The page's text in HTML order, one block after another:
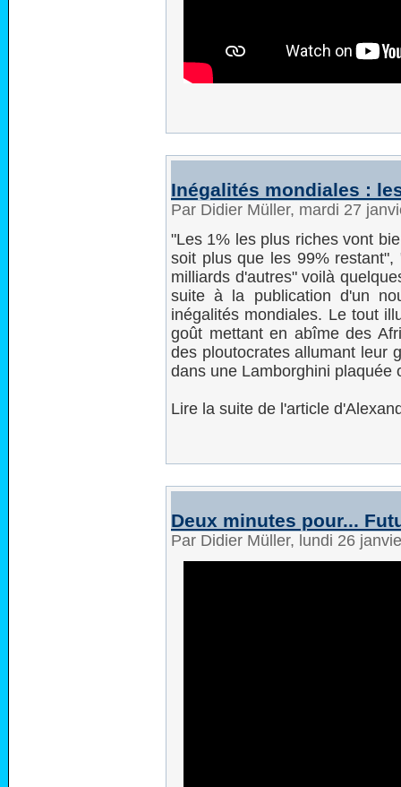
Inégalités mondiales :
Par Didier Müller, mardi 27
"Les 1% les plus riches vont
soit plus que les 99%
milliards d'autres" voilà
suite à la publication d'un
inégalités mondiales. Le tout
goût mettant en abîme des
des ploutocrates allumant leur
dans une Lamborghini plaquée
Lire la suite de l'article
Deux minutes pour...
Par Didier Müller, lundi 26